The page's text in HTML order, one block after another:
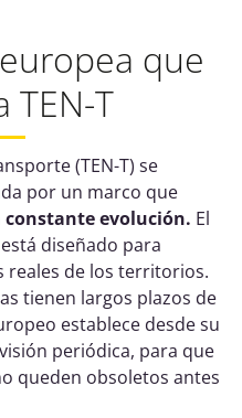
que
TEN-T
(TEN-T) se
por un marco que
constante evolución. El
diseñado para
reales de los territorios.
tienen largos plazos de
establece desde su
periódica, para que
queden obsoletos antes